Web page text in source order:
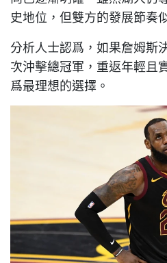
史地位，但雙方的發展節奏
分析人士認爲，如果詹姆斯
次沖擊總冠軍，重返年輕且
爲最理想的選擇。